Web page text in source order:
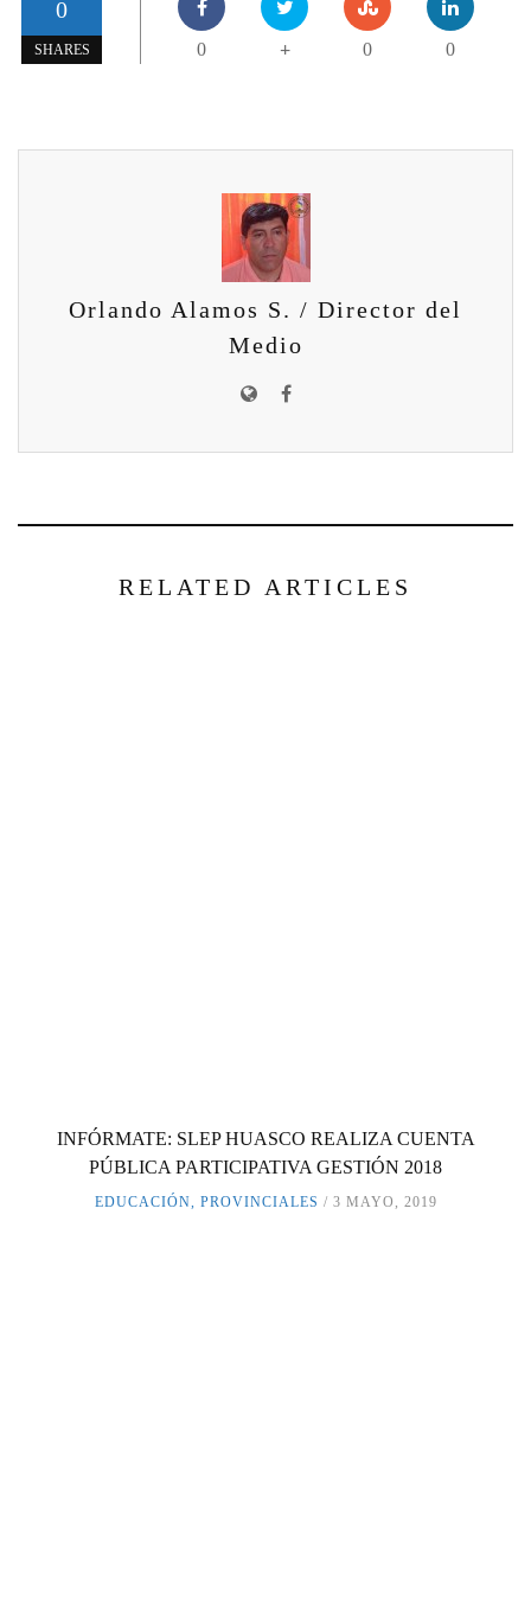
0
SHARES 0 + 0 0
Orlando Alamos S. / Director del
Medio
RELATED ARTICLES
INFÓRMATE: SLEP HUASCO REALIZA CUENTA
PÚBLICA PARTICIPATIVA GESTIÓN 2018
EDUCACIÓN PROVINCIALES 3 MAYO, 2019